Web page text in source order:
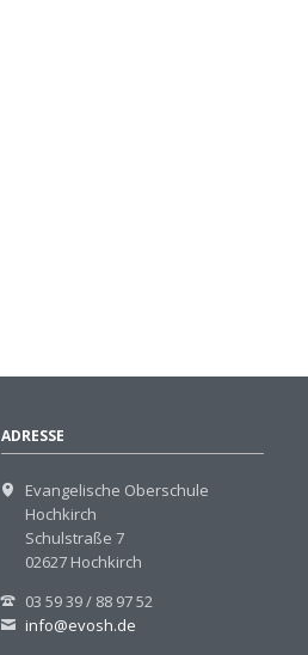
ADRESSE
Evangelische Oberschule
Hochkirch
Schulstraße 7
02627 Hochkirch
03 59 39 / 88 97 52
info@evosh.de